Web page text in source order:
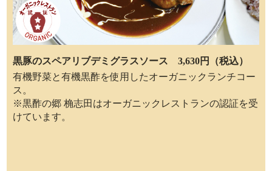
黒豚のスペアリブデミグラスソース 3,630円（税込）
有機野菜と有機黒酢を使用したオーガニックランチコー
ス。
※黒酢の郷 桷志田はオーガニックレストランの認証を受
けています。